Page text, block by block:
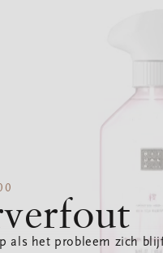
als het probleem zich